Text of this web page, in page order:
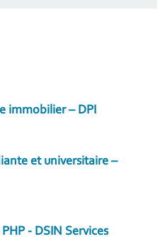
immobilier – DPI
et universitaire –
- DSIN Services